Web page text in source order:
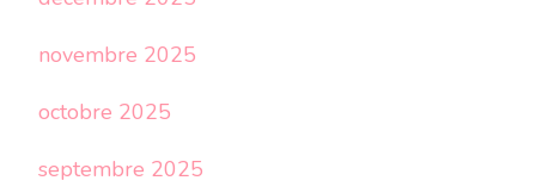
novembre 2025
octobre 2025
septembre 2025